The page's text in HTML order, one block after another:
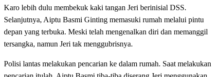
Karo lebih dulu membekuk kaki tangan Jeri berinisial DSS.
Selanjutnya, Aiptu Basmi Ginting memasuki rumah melalui pintu
depan yang terbuka. Meski telah mengenalkan diri dan memanggil
tersangka, namun Jeri tak menggubrisnya.
Polisi lantas melakukan pencarian ke dalam rumah. Saat melakukan